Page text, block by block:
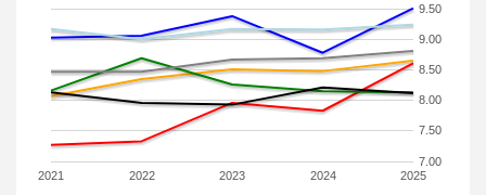
2021 2022 2023 2024 2025
7.00
7.50
8.00
8.50
9.00
9.50